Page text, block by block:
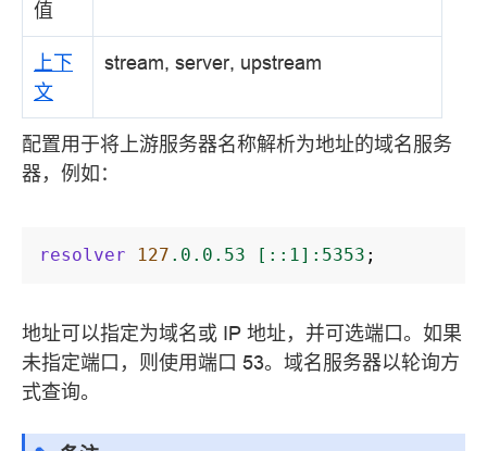
值
上下
文
stream, server, upstream
配置用于将上游服务器名称解析为地址的域名服务
器，例如：
resolver 127 .0.0.53 [::1]:5353 ;
地址可以指定为域名或 IP 地址，并可选端口。如果
未指定端口，则使用端口 53。域名服务器以轮询方
式查询。